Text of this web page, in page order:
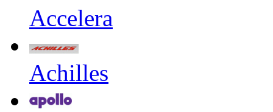
Accelera
Achilles